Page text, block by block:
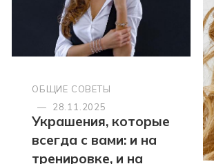
ОБЩИЕ СОВЕТЫ
—
28.11.2025
Украшения, которые
всегда с вами: и на
тренировке, и на